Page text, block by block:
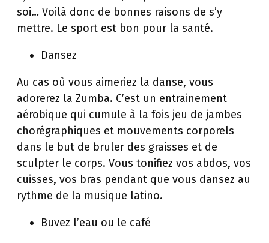
soi… Voilà donc de bonnes raisons de s’y
mettre. Le sport est bon pour la santé.
Dansez
Au cas où vous aimeriez la danse, vous
adorerez la Zumba. C’est un entrainement
aérobique qui cumule à la fois jeu de jambes
chorégraphiques et mouvements corporels
dans le but de bruler des graisses et de
sculpter le corps. Vous tonifiez vos abdos, vos
cuisses, vos bras pendant que vous dansez au
rythme de la musique latino.
Buvez l’eau ou le café